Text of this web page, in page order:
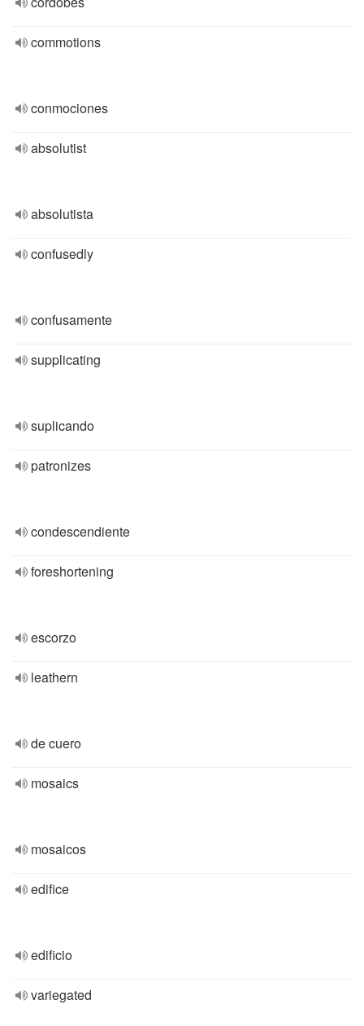
commotions
conmociones
absolutist
absolutista
confusedly
confusamente
supplicating
suplicando
patronizes
condescendiente
foreshortening
escorzo
leathern
de cuero
mosaics
mosaicos
edifice
edificio
variegated